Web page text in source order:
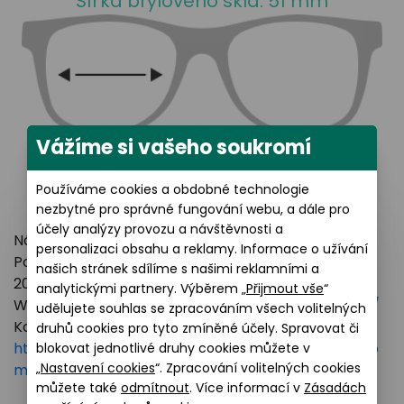
Název výrobce: LUXOTTICA GROUP
Poštovní adresa: Piazzale Luigi Cadorna 3 Milano,
20123 Italy
Webové stránky:https://www.essilorluxottica.com/
Kontakt:
https://www.essilorluxottica.com/en/brands/custo
mer-care
Vážíme si vašeho soukromí
Používáme cookies a obdobné technologie
nezbytné pro správné fungování webu, a dále pro
účely analýzy provozu a návštěvnosti a
personalizaci obsahu a reklamy. Informace o užívání
našich stránek sdílíme s našimi reklamními a
analytickými partnery. Výběrem „Přijmout vše“
udělujete souhlas se zpracováním všech volitelných
druhů cookies pro tyto zmíněné účely. Spravovat či
blokovat jednotlivé druhy cookies můžete v
„Nastavení cookies“. Zpracování volitelných cookies
můžete také odmítnout. Více informací v Zásadách